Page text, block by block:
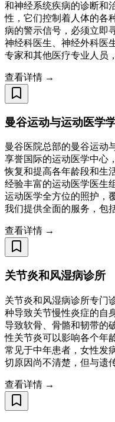
和神经系统疾病的诊断和
性，它们控制着人体的各
病的警示信号，必须立即
神经科医生、神经外科医
专家和其他医疗专业人员
查看详情 →
曼谷运动与运动医学
曼谷医院总部的曼谷运动
享誉国际的运动医学中心
恢复和提高各年龄段和生
经验丰富的运动医学医生
运动医学全方位的照护，
我们提供全面的服务，包
查看详情 →
关节炎和风湿病诊所
关节炎和风湿病诊所专门
种导致关节慢性炎症的自
导致软骨、骨骼和韧带的
性关节炎可以影响各个年
常见于中年患者，女性发
切原因尚不清楚，但与遗
查看详情 →